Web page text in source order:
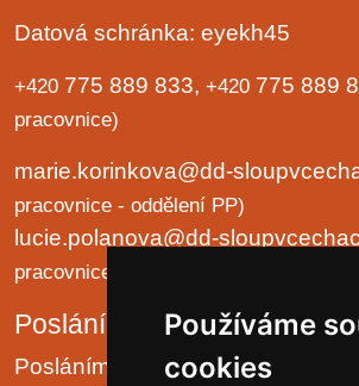
Používáme
cookies
Datová schránka: eyekh45
+420 775 889 833, +420 775 889
pracovnice)
marie.korinkova@dd-
pracovnice - oddělení PP)
lucie.polanova@dd-
pracovnice - oddělení B a LP)
Poslání organizace
Posláním domova je chránit